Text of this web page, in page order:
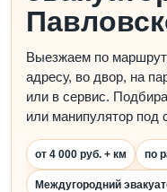
Выезжаем по
адресу, во двор, на
или в сервис.
или манипулятор под
от 4 000 руб. + км по
Междугородний